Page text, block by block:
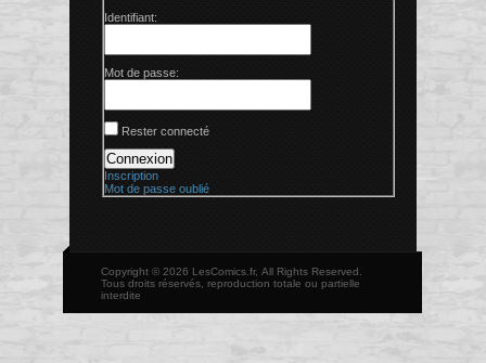
Identifiant:
Mot de passe:
Rester connecté
Connexion
Inscription
Mot de passe oublié
Copyright © 2026 LesComics.fr, All Rights Reserved.
Tous droits réservés, reproduction totale ou partielle
interdite